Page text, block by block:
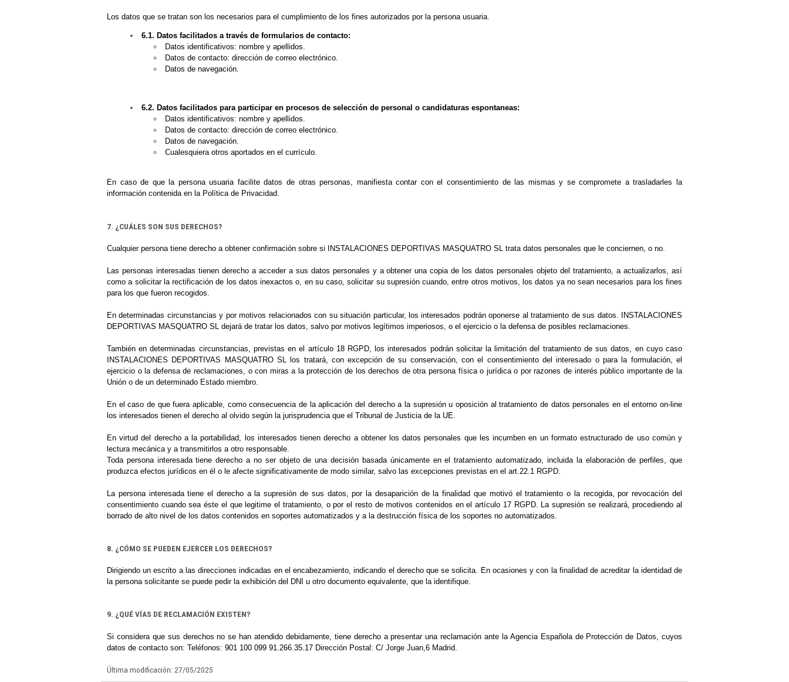
Los datos que se tratan son los necesarios para el cumplimiento de los fines autorizados por la persona usuaria.
6.1. Datos facilitados a través de formularios de contacto:
Datos identificativos: nombre y apellidos.
Datos de contacto: dirección de correo electrónico.
Datos de navegación.
6.2. Datos facilitados para participar en procesos de selección de personal o candidaturas espontaneas:
Datos identificativos: nombre y apellidos.
Datos de contacto: dirección de correo electrónico.
Datos de navegación.
Cualesquiera otros aportados en el currículo.
En caso de que la persona usuaria facilite datos de otras personas, manifiesta contar con el consentimiento de las mismas y se compromete a trasladarles la
información contenida en la Política de Privacidad.
7. ¿CUÁLES SON SUS DERECHOS?
Cualquier persona tiene derecho a obtener confirmación sobre si INSTALACIONES DEPORTIVAS MASQUATRO SL trata datos personales que le conciernen, o no.
Las personas interesadas tienen derecho a acceder a sus datos personales y a obtener una copia de los datos personales objeto del tratamiento, a actualizarlos, así
como a solicitar la rectificación de los datos inexactos o, en su caso, solicitar su supresión cuando, entre otros motivos, los datos ya no sean necesarios para los fines
para los que fueron recogidos.
En determinadas circunstancias y por motivos relacionados con su situación particular, los interesados podrán oponerse al tratamiento de sus datos.
INSTALACIONES
DEPORTIVAS MASQUATRO SL
dejará de tratar los datos, salvo por motivos legítimos imperiosos, o el ejercicio o la defensa de posibles reclamaciones.
También en determinadas circunstancias, previstas en el artículo 18 RGPD, los interesados podrán solicitar la limitación del tratamiento de sus datos, en cuyo caso
INSTALACIONES DEPORTIVAS MASQUATRO SL
los tratará, con excepción de su conservación, con el consentimiento del interesado o para la formulación, el
ejercicio o la defensa de reclamaciones, o con miras a la protección de los derechos de otra persona física o jurídica o por razones de interés público importante de la
Unión o de un determinado Estado miembro.
En el caso de que fuera aplicable, como consecuencia de la aplicación del derecho a la supresión u oposición al tratamiento de datos personales en el entorno on-line
los interesados tienen el derecho al olvido según la jurisprudencia que el Tribunal de Justicia de la UE.
En virtud del derecho a la portabilidad, los interesados tienen derecho a obtener los datos personales que les incumben en un formato estructurado de uso común y
lectura mecánica y a transmitirlos a otro responsable.
Toda persona interesada tiene derecho a no ser objeto de una decisión basada únicamente en el tratamiento automatizado, incluida la elaboración de perfiles, que
produzca efectos jurídicos en él o le afecte significativamente de modo similar, salvo las excepciones previstas en el art.22.1 RGPD.
La persona interesada tiene el derecho a la supresión de sus datos, por la desaparición de la finalidad que motivó el tratamiento o la recogida, por revocación del
consentimiento cuando sea éste el que legitime el tratamiento, o por el resto de motivos contenidos en el artículo 17 RGPD. La supresión se realizará, procediendo al
borrado de alto nivel de los datos contenidos en soportes automatizados y a la destrucción física de los soportes no automatizados.
8. ¿CÓMO SE PUEDEN EJERCER LOS DERECHOS?
Dirigiendo un escrito a las direcciones indicadas en el encabezamiento, indicando el derecho que se solicita. En ocasiones y con la finalidad de acreditar la identidad de
la persona solicitante se puede pedir la exhibición del DNI u otro documento equivalente, que la identifique.
9. ¿QUÉ VÍAS DE RECLAMACIÓN EXISTEN?
Si considera que sus derechos no se han atendido debidamente, tiene derecho a presentar una reclamación ante la Agencia Española de Protección de Datos, cuyos
datos de contacto son: Teléfonos: 901 100 099 91.266.35.17 Dirección Postal: C/ Jorge Juan,6 Madrid.
Última modificación: 27/05/2025